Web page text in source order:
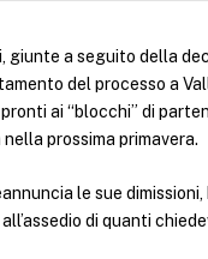
giunte a seguito della
del processo a
ai “blocchi” di
prossima primavera.
le sue
di quanti